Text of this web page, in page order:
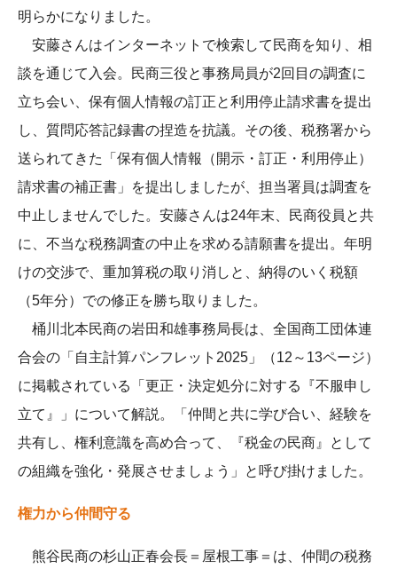
明らかになりました。
安藤さんはインターネットで検索して民商を知り、相
談を通じて入会。民商三役と事務局員が2回目の調査に
立ち会い、保有個人情報の訂正と利用停止請求書を提出
し、質問応答記録書の捏造を抗議。その後、税務署から
送られてきた「保有個人情報（開示・訂正・利用停止）
請求書の補正書」を提出しましたが、担当署員は調査を
中止しませんでした。安藤さんは24年末、民商役員と共
に、不当な税務調査の中止を求める請願書を提出。年明
けの交渉で、重加算税の取り消しと、納得のいく税額
（5年分）での修正を勝ち取りました。
桶川北本民商の岩田和雄事務局長は、全国商工団体連
合会の「自主計算パンフレット2025」（12～13ページ）
に掲載されている「更正・決定処分に対する『不服申し
立て』」について解説。「仲間と共に学び合い、経験を
共有し、権利意識を高め合って、『税金の民商』として
の組織を強化・発展させましょう」と呼び掛けました。
権力から仲間守る
熊谷民商の杉山正春会長＝屋根工事＝は、仲間の税務